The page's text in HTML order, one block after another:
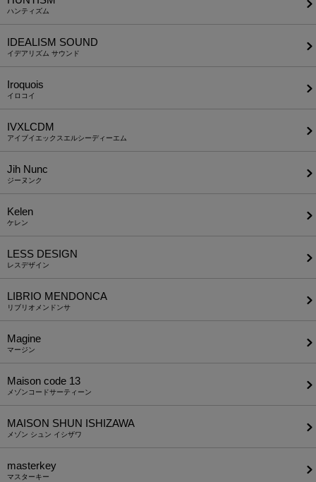
ハンティズム
IDEALISM SOUND
イデアリズム サウンド
Iroquois
イロコイ
IVXLCDM
アイブイエックスエルシーディーエム
Jih Nunc
ジーヌンク
Kelen
ケレン
LESS DESIGN
レスデザイン
LIBRIO MENDONCA
リブリオメンドンサ
Magine
マージン
Maison code 13
メゾンコードサーティーン
MAISON SHUN ISHIZAWA
メゾン シュン イシザワ
masterkey
マスターキー